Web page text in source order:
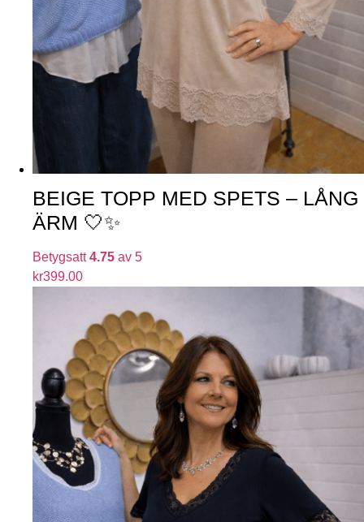
BEIGE TOPP MED SPETS – LÅNG
ÄRM 🤍✨
Betygsatt4.75 av 5
kr399.00